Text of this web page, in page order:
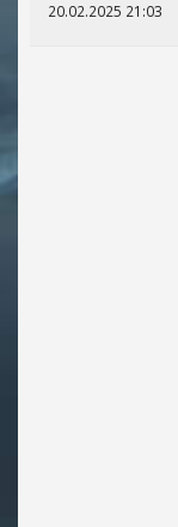
20.02.2025 21:03